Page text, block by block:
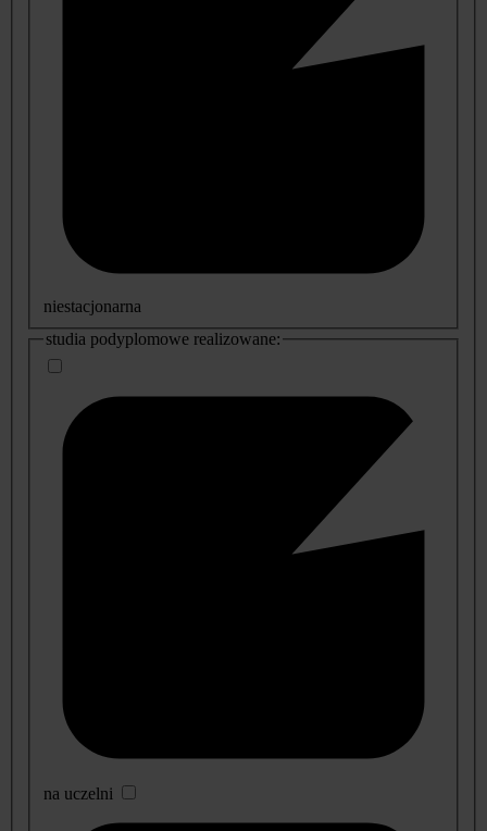
niestacjonarna
studia podyplomowe realizowane:
na uczelni